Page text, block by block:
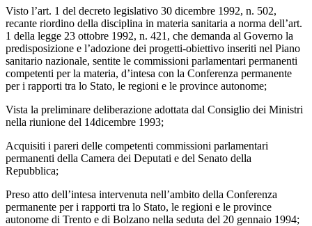
Visto l’art. 1 del decreto legislativo 30 dicembre 1992, n. 502,
recante riordino della disciplina in materia sanitaria a norma dell’art.
1 della legge 23 ottobre 1992, n. 421, che demanda al Governo la
predisposizione e l’adozione dei progetti-obiettivo inseriti nel Piano
sanitario nazionale, sentite le commissioni parlamentari permanenti
competenti per la materia, d’intesa con la Conferenza permanente
per i rapporti tra lo Stato, le regioni e le province autonome;
Vista la preliminare deliberazione adottata dal Consiglio dei Ministri
nella riunione del 14dicembre 1993;
Acquisiti i pareri delle competenti commissioni parlamentari
permanenti della Camera dei Deputati e del Senato della
Repubblica;
Preso atto dell’intesa intervenuta nell’ambito della Conferenza
permanente per i rapporti tra lo Stato, le regioni e le province
autonome di Trento e di Bolzano nella seduta del 20 gennaio 1994;